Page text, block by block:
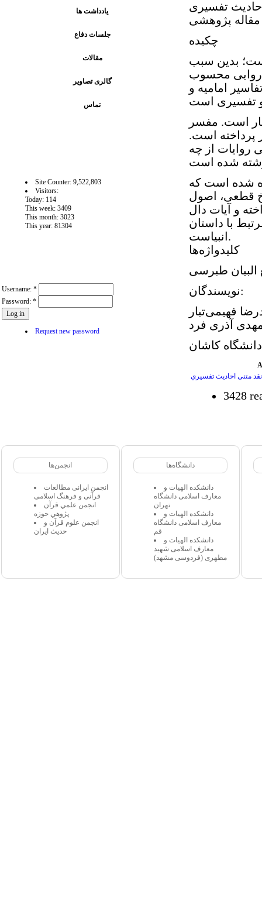
يادداشت ها
جلسات دفاع
مقالات
گالری تصاویر
تماس
Site Counter: 9,522,803
Visitors:
Today: 114
This week: 3409
This month: 3023
This year: 81304
Username: *
Password: *
Request new password
تفسیری
مقاله پژوهشی
چکیده
است؛ بدین سبب
روایی محسوب
امامیه و
است. مفسر
پرداخته است.
روایات از چه
شده است که
قطعی، اصول
و آیات دال
با داستان
انبیاست.
کلیدواژه‌ها
البیان طبرسی
نویسندگان:
فهیمی‌تبار
آذری فرد
دانشگاه کاشان
3428
انجمن‌ها
انجمن ایرانی مطالعات
قرآنی و فرهنگ اسلامی
انجمن علمي قرآن
پژوهي حوزه
انجمن علوم قرآن و
حدیث ایران
دانشگاه‌ها
دانشکده الهیات و
معارف اسلامی دانشگاه
تهران
دانشکده الهیات و
معارف اسلامی دانشگاه
قم
دانشکده الهیات و
معارف اسلامی شهید
مطهری (فردوسی مشهد)